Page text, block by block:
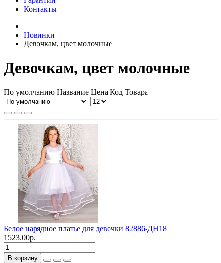
Контакты
Новинки
Девочкам, цвет молочные
Девочкам, цвет молочные
По умолчанию Название Цена Код Товара
Белое нарядное платье для девочки 82886-ДН18
1523.00р.
В корзину